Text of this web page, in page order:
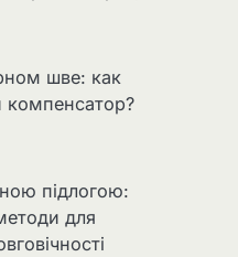
шве: как
підлогою:
для